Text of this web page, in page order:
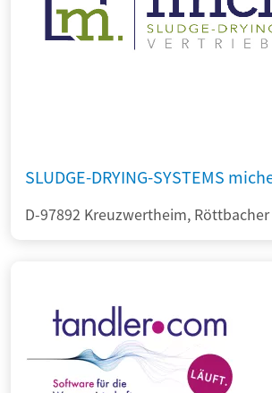
SLUDGE-DRYING-SYSTEMS
D-97892 Kreuzwertheim,